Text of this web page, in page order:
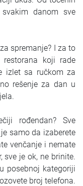
danom sve
spremanje? I za to
restorana koji rade
izlet sa ručkom za
rešenje za dan u
rođendan? Sve
samo da izaberete
venčanje i nemate
sve je ok, ne brinite.
posebnoj kategoriji
broj telefona.